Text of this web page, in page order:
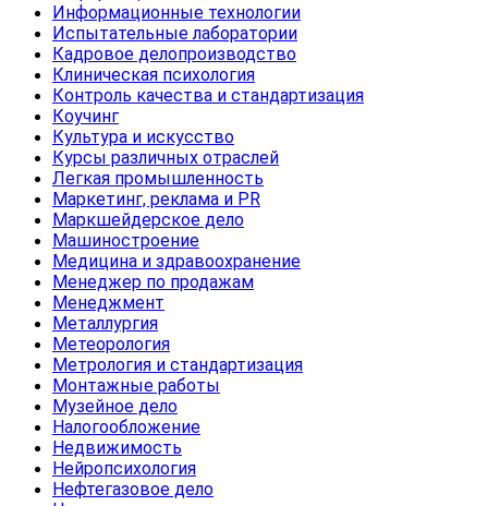
Информационные технологии
Испытательные лаборатории
Кадровое делопроизводство
Клиническая психология
Контроль качества и стандартизация
Коучинг
Культура и искусство
Курсы различных отраслей
Легкая промышленность
Маркетинг, реклама и PR
Маркшейдерское дело
Машиностроение
Медицина и здравоохранение
Менеджер по продажам
Менеджмент
Металлургия
Метеорология
Метрология и стандартизация
Монтажные работы
Музейное дело
Налогообложение
Недвижимость
Нейропсихология
Нефтегазовое дело